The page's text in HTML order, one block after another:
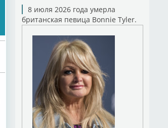
8 июля 2026 года умерла
британская певица Bonnie Tyler.